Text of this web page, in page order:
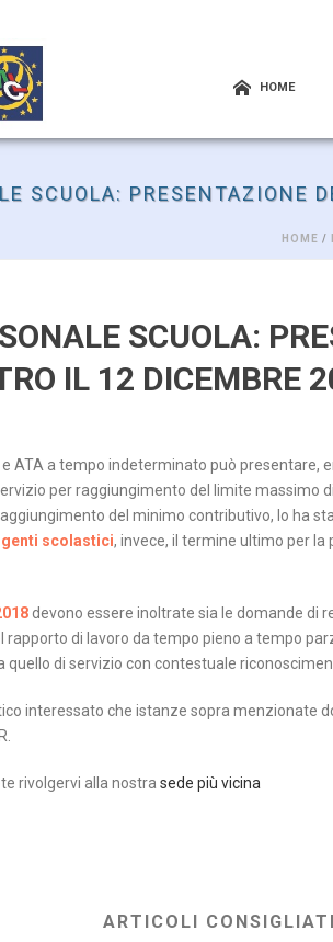
HOME
SCUOLA: PRESENTAZIONE
HOME /
SCUOLA:
IL 12 DICEMBRE
e ATA a tempo indeterminato può presentare,
per raggiungimento del limite massimo
del minimo contributivo, lo ha
scolastici, invece, il termine ultimo per la
devono essere inoltrate sia le domande di
di lavoro da tempo pieno a tempo
quello di servizio con contestuale
interessato che istanze sopra menzionate
rivolgervi alla nostra sede più vicina
ARTICOLI CONSIGLIATI